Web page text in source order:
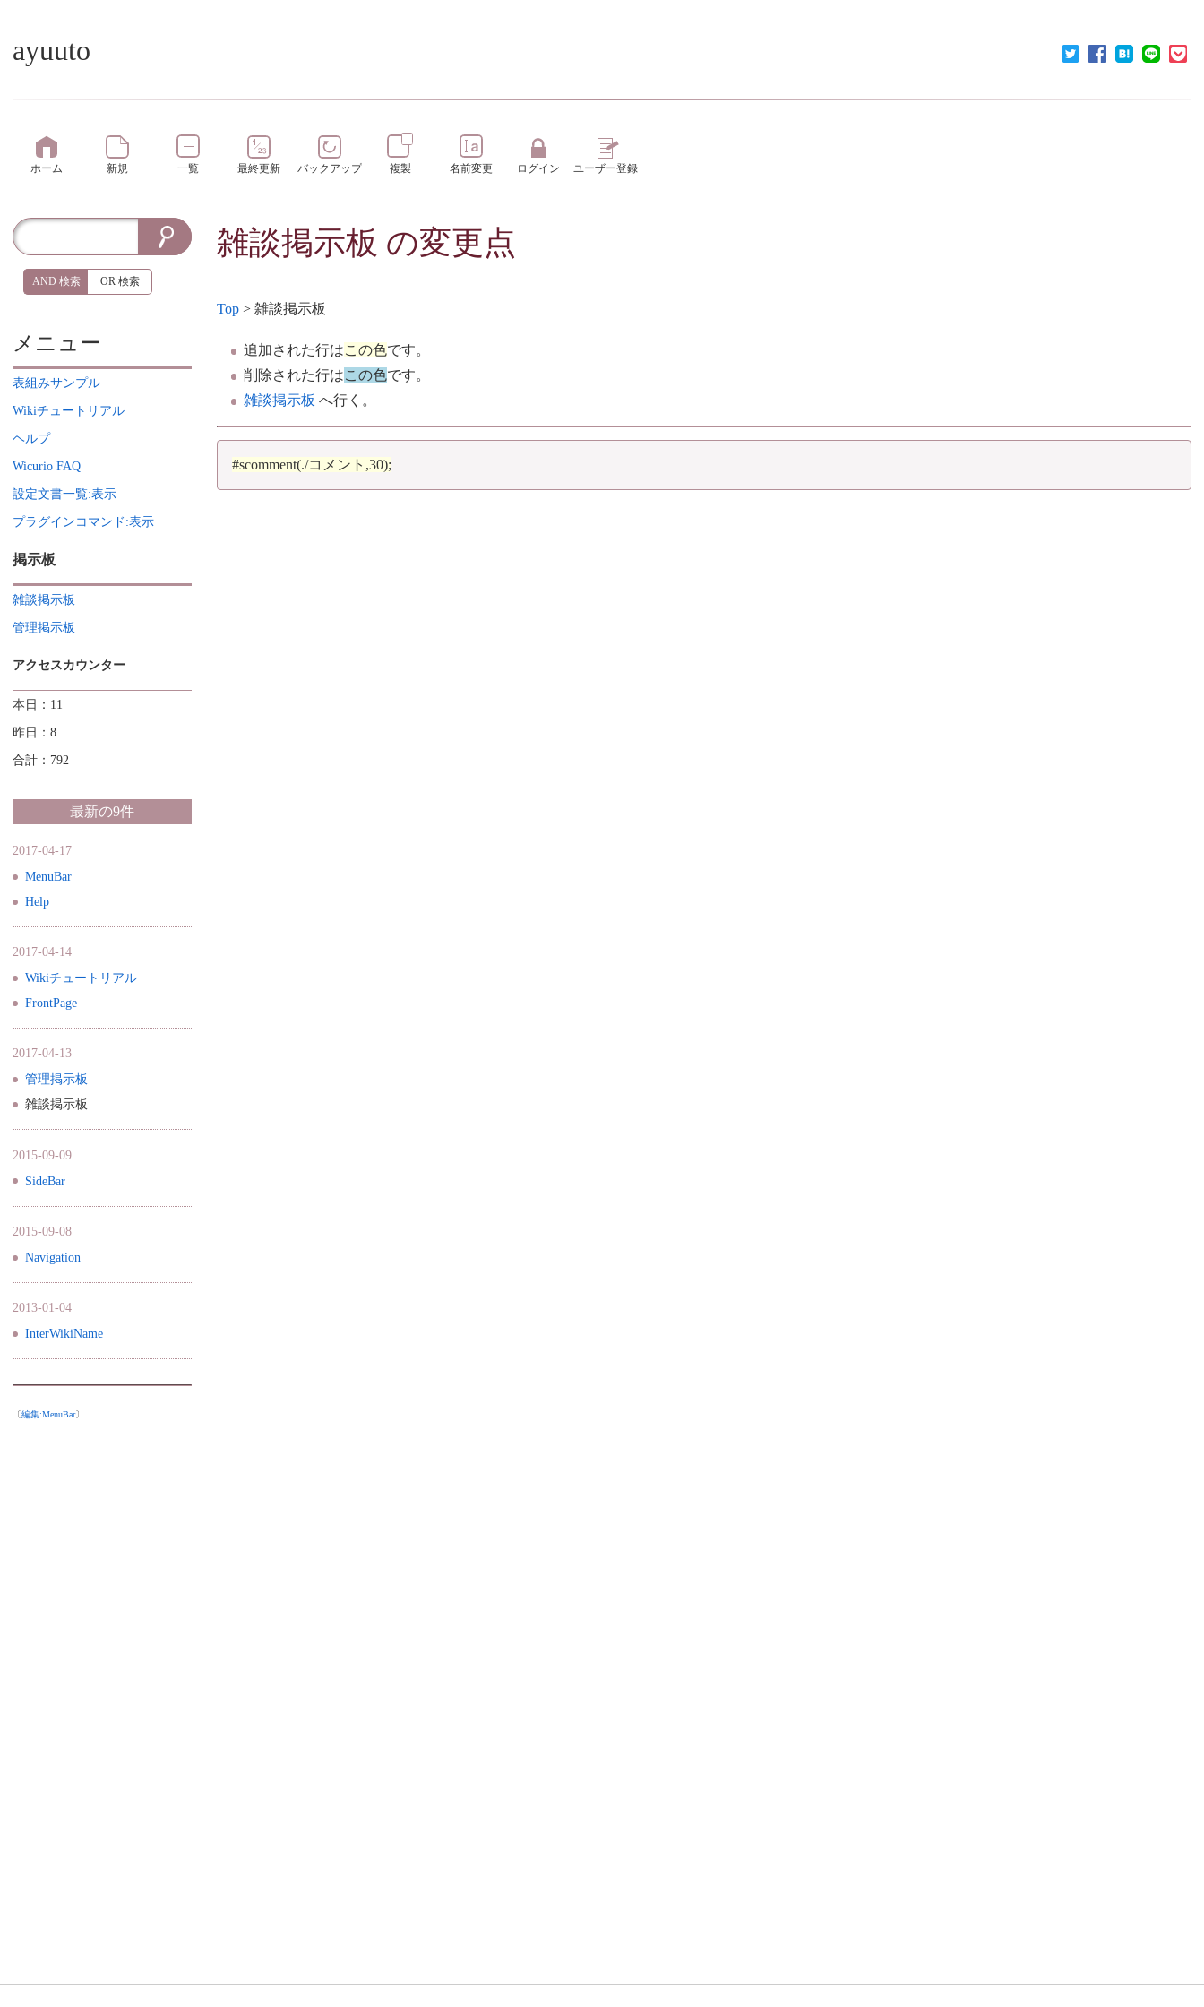
ayuuto
ホーム 新規 一覧 最終更新 バックアップ 複製 名前変更 ログイン ユーザー登録
雑談掲示板 の変更点
Top > 雑談掲示板
追加された行はこの色です。
削除された行はこの色です。
雑談掲示板 へ行く。
#scomment(./コメント,30);
AND 検索 OR 検索
メニュー
表組みサンプル
Wikiチュートリアル
ヘルプ
Wicurio FAQ
設定文書一覧:表示
プラグインコマンド:表示
掲示板
雑談掲示板
管理掲示板
アクセスカウンター
本日：11
昨日：8
合計：792
最新の9件
2017-04-17
MenuBar
Help
2017-04-14
Wikiチュートリアル
FrontPage
2017-04-13
管理掲示板
雑談掲示板
2015-09-09
SideBar
2015-09-08
Navigation
2013-01-04
InterWikiName
〔編集:MenuBar〕